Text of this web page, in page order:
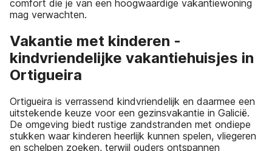
comfort die je van een hoogwaardige vakantiewoning
mag verwachten.
Vakantie met kinderen -
kindvriendelijke vakantiehuisjes in
Ortigueira
Ortigueira is verrassend kindvriendelijk en daarmee een
uitstekende keuze voor een gezinsvakantie in Galicië.
De omgeving biedt rustige zandstranden met ondiepe
stukken waar kinderen heerlijk kunnen spelen, vliegeren
en schelpen zoeken, terwijl ouders ontspannen